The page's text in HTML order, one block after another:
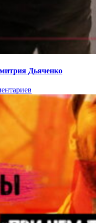
Дьяченко